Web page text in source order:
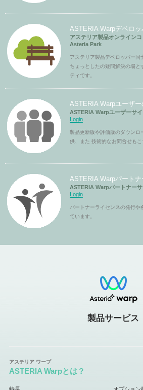
ASTERIA Warpデベロ
アステリア製品オンラインコ
Asteria Park
アステリア製品デベロッパー
ちょっとしたの疑問解決の場と
ティです。
ASTERIA Warpユーザー
ASTERIA Warpユーザーサイ
Login
製品更新版や評価版のダウンロ
供、また 技術的なお問合せもこ
ASTERIA Warpパート
ASTERIA Warpパートナーサ
Login
パートナーライセンスの発行や
ています。
製品サービス
ASTERIA Warpとは？